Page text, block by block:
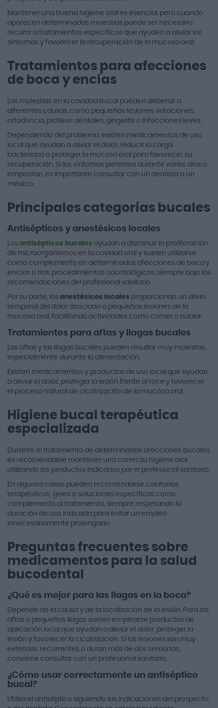
Mantener una buena higiene oral es esencial, pero cuando
aparecen determinadas molestias puede ser necesario
recurrir a tratamientos específicos que ayuden a aliviar los
síntomas y favorecer la recuperación de la mucosa oral.
Tratamientos para afecciones
de boca y encías
Las molestias en la cavidad bucal pueden deberse a
diferentes causas, como pequeñas lesiones, irritaciones,
ortodoncia, prótesis dentales, gingivitis o infecciones leves.
Dependiendo del problema, existen medicamentos de uso
local que ayudan a aliviar el dolor, reducir la carga
bacteriana o proteger la mucosa oral para favorecer su
recuperación. Si los síntomas persisten durante varios días o
empeoran, es importante consultar con un dentista o un
médico.
Principales categorías bucales
Antisépticos y anestésicos locales
Los antisépticos bucales ayudan a disminuir la proliferación
de microorganismos en la cavidad oral y suelen utilizarse
como complemento en determinadas afecciones de boca y
encías o tras procedimientos odontológicos, siempre bajo las
recomendaciones del profesional sanitario.
Por su parte, los anestésicos locales proporcionan un alivio
temporal del dolor asociado a pequeñas lesiones de la
mucosa oral, facilitando actividades como comer o hablar.
Tratamientos para aftas y llagas bucales
Las aftas y las llagas bucales pueden resultar muy molestas,
especialmente durante la alimentación.
Existen medicamentos y productos de uso local que ayudan
a aliviar el dolor, proteger la lesión frente al roce y favorecer
el proceso natural de cicatrización de la mucosa oral.
Higiene bucal terapéutica
especializada
Durante el tratamiento de determinadas afecciones bucales
es recomendable mantener una correcta higiene oral
utilizando los productos indicados por el profesional sanitario.
En algunos casos pueden recomendarse colutorios
terapéuticos, geles o soluciones específicas como
complemento al tratamiento, siempre respetando la
duración de uso indicada para evitar un empleo
innecesariamente prolongado.
Preguntas frecuentes sobre
medicamentos para la salud
bucodental
¿Qué es mejor para las llagas en la boca?
Depende de la causa y de la localización de la lesión. Para las
aftas o pequeñas llagas suelen emplearse productos de
aplicación local que ayudan a aliviar el dolor, proteger la
lesión y favorecer la cicatrización. Si las lesiones son muy
extensas, recurrentes o duran más de dos semanas,
conviene consultar con un profesional sanitario.
¿Cómo usar correctamente un antiséptico
bucal?
Utiliza el antiséptico siguiendo las indicaciones del prospecto